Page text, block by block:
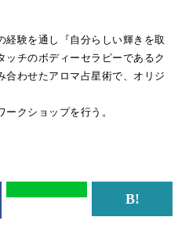
経験を通し『自分らしい輝きを取
ッチのボディーセラピーであるク
合わせたアロマ占星術で、オリジ
クショップを行う。